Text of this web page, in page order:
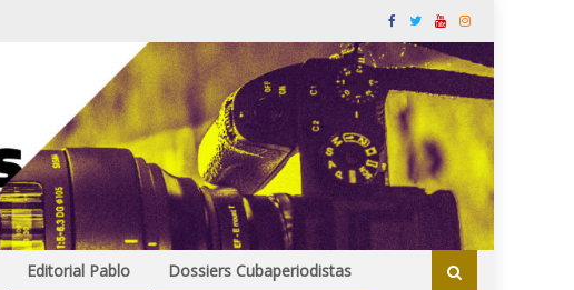
Editorial Pablo Dossiers Cubaperiodistas